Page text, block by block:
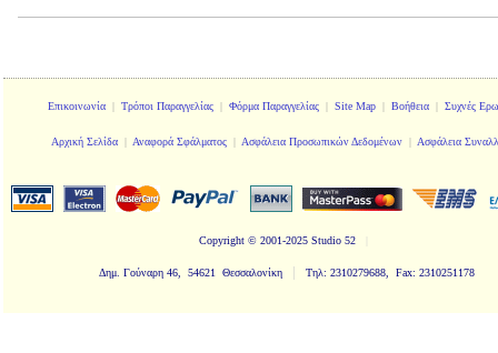
Επικοινωνία| Τρόποι Παραγγελίας| Φόρμα Παραγγελίας| Site Map| Βοήθεια| Συχνές
Αρχική Σελίδα | Αναφορά Σφάλματος | Ασφάλεια Προσωπικών Δεδομένων | Ασφάλεια
Copyright © 2001-2025 Studio 52
Δημ. Γούναρη 46, 54621 Θεσσαλονίκη | Τηλ: 2310279688, Fax: 2310251178